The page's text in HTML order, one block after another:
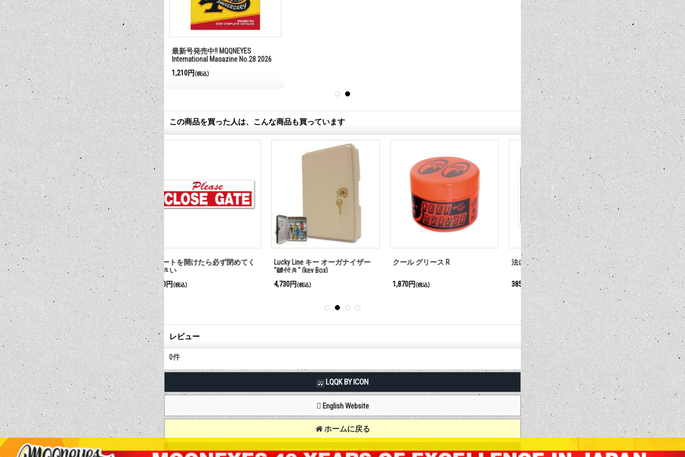
ード 番犬勤務中
385円 (税込)
最新号発売中!! MQQNEYES
International Magazine No.28 2026
1,210円 (税込)
この商品を買った人は、こんな商品も買っています
ゲートを開けたら必ず閉めてく
ださい
550円
(税込)
Lucky Line キー オーガナイザー
"鍵付き" (key Box)
4,730円
クール グリース R
1,870円
法により猟や通り抜け禁止
385円(税込)
従業員専用
385円
Stay 6 Feet
をおいて
1,650円
(税込)
レビュー
0件
LQQK BY ICON
English Website
ホームに戻る
Copyright (C) MOON OF JAPAN, INC. All Rights Reserved.